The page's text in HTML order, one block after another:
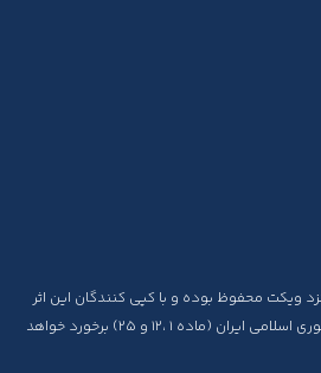
ویکت محفوظ بوده و با کپی کنندگان این اثر
بنا به قوانین جرایم رایانه ای جمهوری اسلامی ایران (ماده ۱ ،۱۲ و ۲۵) برخورد خواهد